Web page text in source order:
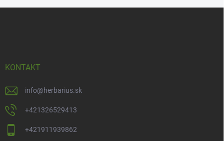
KONTAKT
info@herbarius.sk
+421326529413
+421911939862